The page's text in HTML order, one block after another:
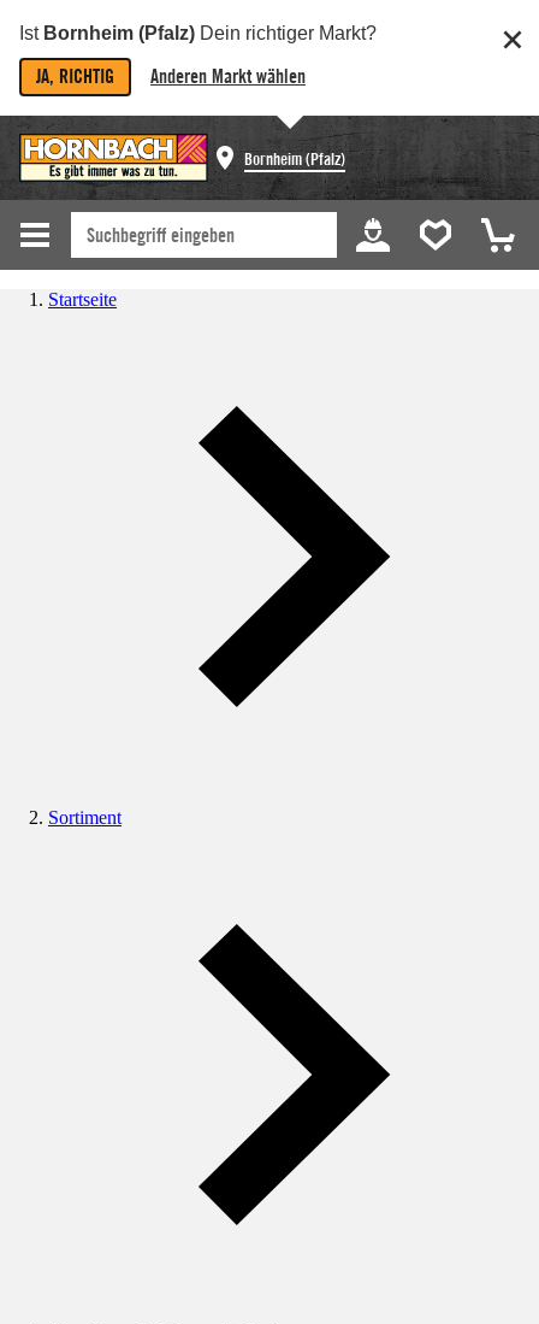
Ist Bornheim (Pfalz) Dein richtiger Markt?
JA, RICHTIG Anderen Markt wählen
Bornheim (Pfalz)
Startseite
Sortiment